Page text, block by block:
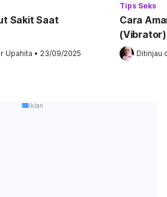
Sakit Saat
Upahita • 23/09/2025
Tips Seks
Cara
(Vibrator)
Ditinjau
Iklan